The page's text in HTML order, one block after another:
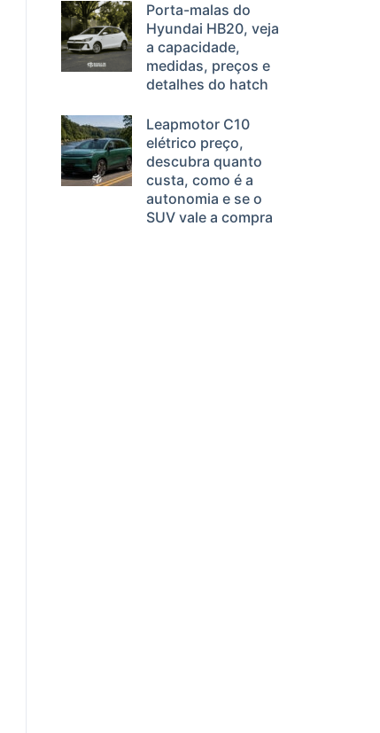
Porta-malas do
Hyundai HB20, veja
a capacidade,
medidas, preços e
detalhes do hatch
Leapmotor C10
elétrico preço,
descubra quanto
custa, como é a
autonomia e se o
SUV vale a compra